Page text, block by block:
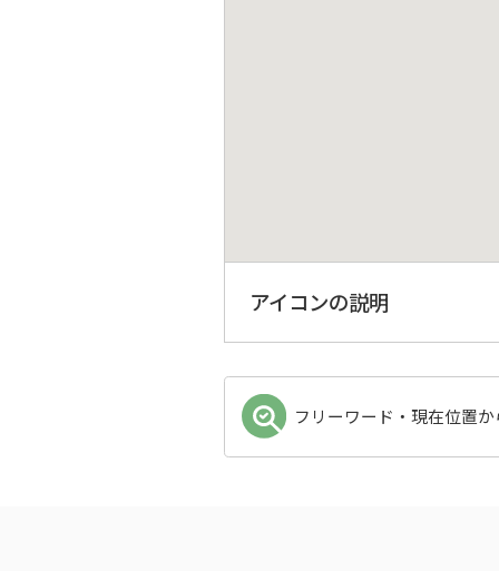
アイコンの説明
フリーワード・現在位置